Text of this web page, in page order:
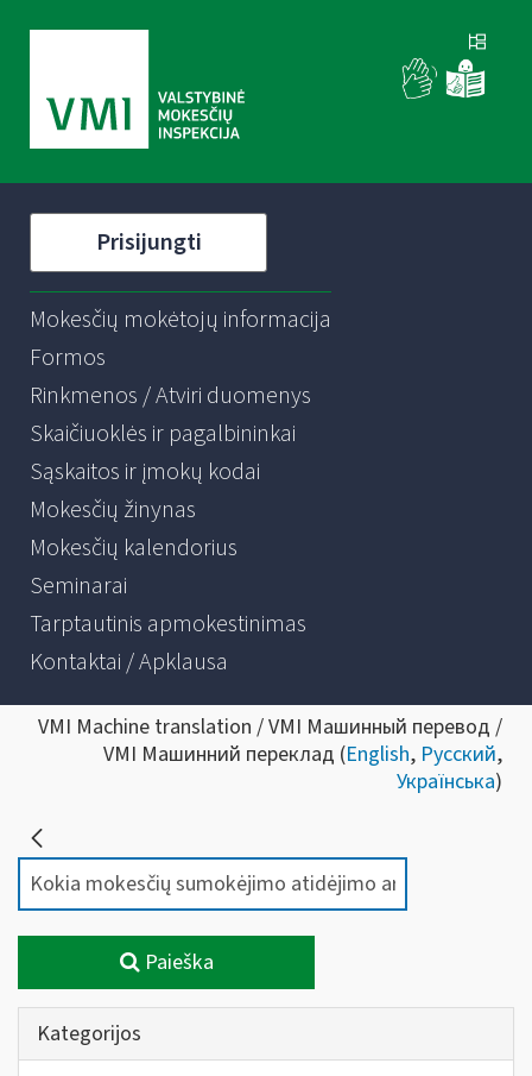
Prisijungti
Mokesčių mokėtojų informacija
Formos
Rinkmenos / Atviri duomenys
Skaičiuoklės ir pagalbininkai
Sąskaitos ir įmokų kodai
Mokesčių žinynas
Mokesčių kalendorius
Seminarai
Tarptautinis apmokestinimas
Kontaktai / Apklausa
VMI Machine translation / VMI Машинный перевод /
VMI Машинний переклад (English, Русский,
Українська)
Paieška
Kategorijos